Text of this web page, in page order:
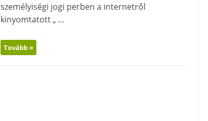
személyiségi jogi perben a internetről
kinyomtatott „ ...
Tovább »